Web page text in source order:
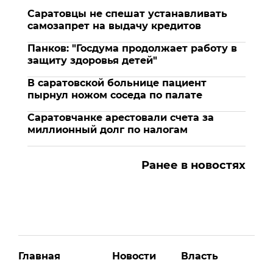
Саратовцы не спешат устанавливать
самозапрет на выдачу кредитов
Панков: "Госдума продолжает работу в
защиту здоровья детей"
В саратовской больнице пациент
пырнул ножом соседа по палате
Саратовчанке арестовали счета за
миллионный долг по налогам
Ранее в новостях
Главная Новости Власть